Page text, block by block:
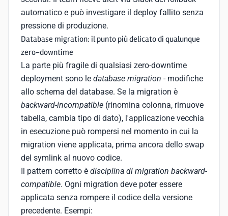
automatico e può investigare il deploy fallito senza
pressione di produzione.
Database migration: il punto più delicato di qualunque
zero-downtime
La parte più fragile di qualsiasi zero-downtime
deployment sono le database migration - modifiche
allo schema del database. Se la migration è
backward-incompatible (rinomina colonna, rimuove
tabella, cambia tipo di dato), l'applicazione vecchia
in esecuzione può rompersi nel momento in cui la
migration viene applicata, prima ancora dello swap
del symlink al nuovo codice.
Il pattern corretto è disciplina di migration backward-
compatible. Ogni migration deve poter essere
applicata senza rompere il codice della versione
precedente. Esempi: